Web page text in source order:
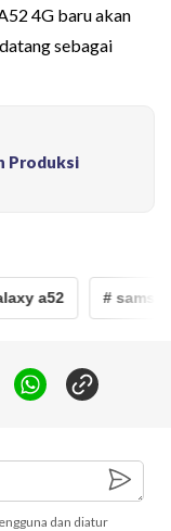
4G baru akan
sebagai
Produksi
a52 #
dan diatur